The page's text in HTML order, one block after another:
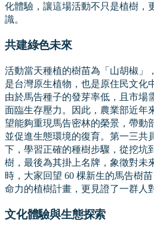
化體驗，讓這場活動不只是植樹，
識。
共建綠色未來
活動當天種植的樹苗為「山胡椒」
是台灣原生植物，也是原住民文化
由於馬告種子的發芽率低，且市場
面臨生存壓力。因此，農業部近年
望能夠重現馬告密林的榮景，帶動
並促進生態環境的復育。第一三共
下，學習正確的種樹步驟，從挖坑
樹，最後為其掛上名牌，象徵對未
時，大家回望 60 棵新生的馬告樹
命力的植樹計畫，更見證了一群人
文化體驗與生態探索